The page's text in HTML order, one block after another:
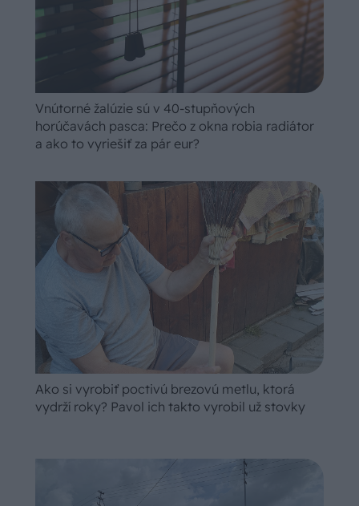
Vnútorné žalúzie sú v 40-stupňových
horúčavách pasca: Prečo z okna robia radiátor
a ako to vyriešiť za pár eur?
Ako si vyrobiť poctivú brezovú metlu, ktorá
vydrží roky? Pavol ich takto vyrobil už stovky